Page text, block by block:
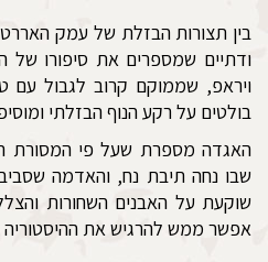
בין תצורות הבזלת של עמק
ודתיים שמספרים את סיפורו של
ויראפ, שממוקם קרוב לגבול עם
בולטים על רקע הנוף הבזלתי
האגדה מספרת שעל פי המסורת
שבו נחה תיבת נח, והאדמה
שוקעת על האבנים השחורות
אפשר ממש להרגיש את